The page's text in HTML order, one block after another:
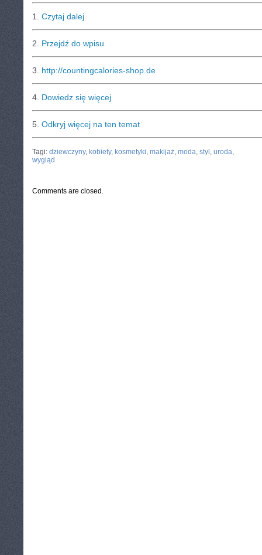
1. Czytaj dalej
2. Przejdź do wpisu
3. http://countingcalories-shop.de
4. Dowiedz się więcej
5. Odkryj więcej na ten temat
Tagi: dziewczyny, kobiety, kosmetyki, makijaż, moda, styl , uroda,
wygląd
Comments are closed.